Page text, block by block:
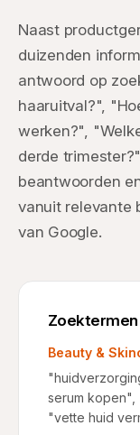
Naast
duizenden
antwoord op
haaruitval?",
werken?",
derde
beantwoorden
vanuit relevante
van Google.
Zoektermen
Beauty &
serum kopen",
"vette huid